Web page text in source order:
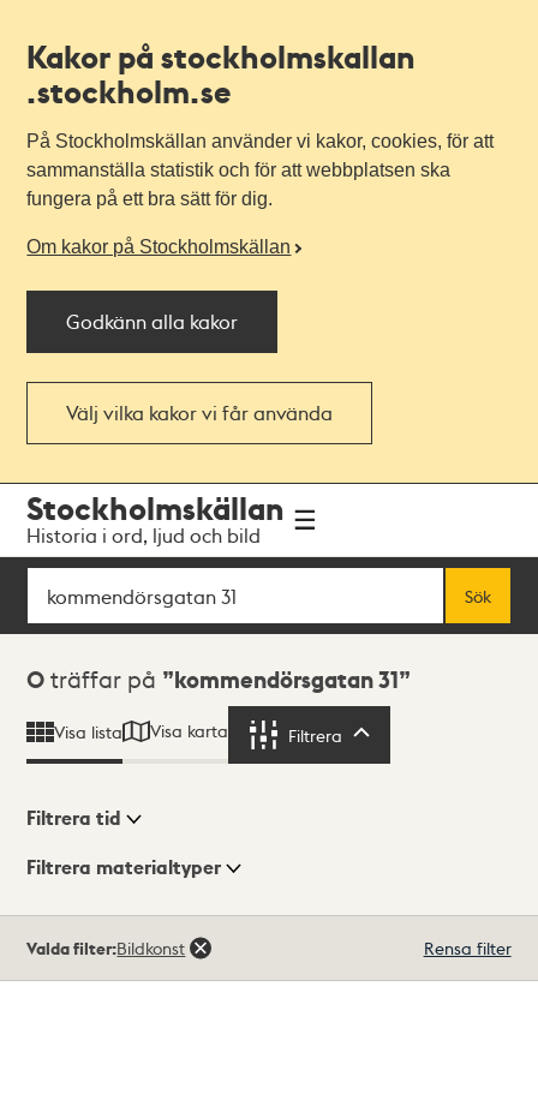
Kakor på stockholmskallan
.stockholm.se
På Stockholmskällan använder vi kakor, cookies, för att
sammanställa statistik och för att webbplatsen ska
fungera på ett bra sätt för dig.
Om kakor på Stockholmskällan
Godkänn alla kakor
Välj vilka kakor vi får använda
navigationen
huvudinnehållet
Stockholmskällan
Historia i ord, ljud och bild
Sök
Sök
Sökresultat
0 träffar på kommendörsgatan 31
Visa lista Visa karta Filtrera
Visningsläge
Filtrera tid
Filtrera materialtyper
träffar
Valda filter:Bildkonst Rensa filter